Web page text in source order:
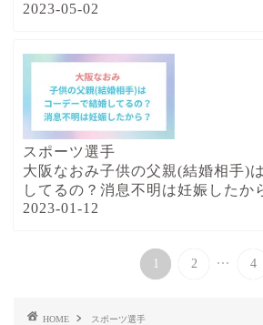
2023-05-02
スポーツ選手
大阪なおみ子供の父親(結婚相手)
してるの？消息不明は妊娠したか
2023-01-12
1 2 ... 4
HOME スポーツ選手